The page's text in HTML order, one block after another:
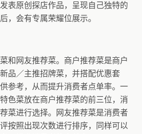
表原创探店作品，呈现自己独特的
，会有专属荣耀位展示。
和网友推荐菜。商户推荐菜是商户
品／主推招牌菜，并搭配优惠套
参考，从而提升消费者点单率。一
色菜放在商户推荐菜的前三位，消
菜进行选择。网友推荐菜是消费者
按照出现次数进行排序，同样可以